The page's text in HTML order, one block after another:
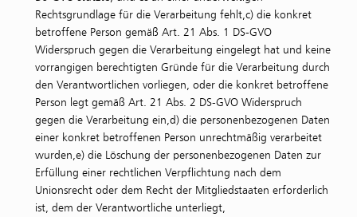
Rechtsgrundlage für die Verarbeitung fehlt,c) die konkret
betroffene Person gemäß Art. 21 Abs. 1 DS-GVO
Widerspruch gegen die Verarbeitung eingelegt hat und keine
vorrangigen berechtigten Gründe für die Verarbeitung durch
den Verantwortlichen vorliegen, oder die konkret betroffene
Person legt gemäß Art. 21 Abs. 2 DS-GVO Widerspruch
gegen die Verarbeitung ein,d) die personenbezogenen Daten
einer konkret betroffenen Person unrechtmäßig verarbeitet
wurden,e) die Löschung der personenbezogenen Daten zur
Erfüllung einer rechtlichen Verpflichtung nach dem
Unionsrecht oder dem Recht der Mitgliedstaaten erforderlich
ist, dem der Verantwortliche unterliegt,